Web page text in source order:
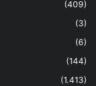
(409)
(3)
(6)
(144)
(1.413)